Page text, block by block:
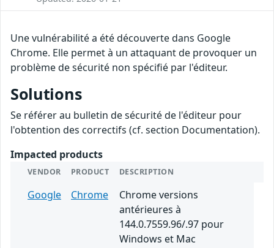
Une vulnérabilité a été découverte dans Google
Chrome. Elle permet à un attaquant de provoquer un
problème de sécurité non spécifié par l'éditeur.
Solutions
Se référer au bulletin de sécurité de l'éditeur pour
l'obtention des correctifs (cf. section Documentation).
Impacted products
VENDOR PRODUCT DESCRIPTION
Google Chrome
Chrome versions
antérieures à
144.0.7559.96/.97 pour
Windows et Mac